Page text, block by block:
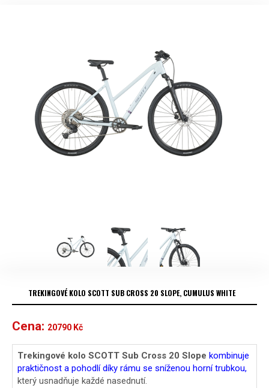
TREKINGOVÉ KOLO SCOTT SUB CROSS 20 SLOPE, CUMULUS WHITE
Cena: 20790 Kč
Trekingové kolo SCOTT Sub Cross 20 Slope kombinuje
praktičnost a pohodlí díky rámu se sníženou horní trubkou,
který usnadňuje každé nasednutí.